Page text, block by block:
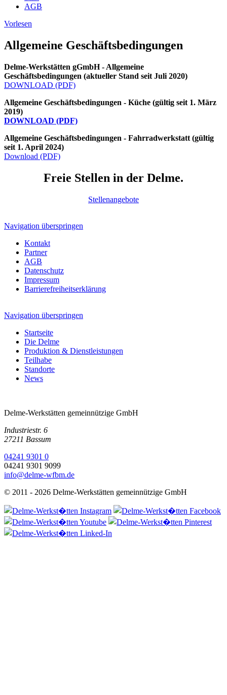
AGB
Vorlesen
Allgemeine Geschäftsbedingungen
Delme-Werkstätten gGmbH - Allgemeine
Geschäftsbedingungen (aktueller Stand seit Juli 2020)
DOWNLOAD (PDF)
Allgemeine Geschäftsbedingungen - Küche (gültig seit 1. März
2019)
DOWNLOAD (PDF)
Allgemeine Geschäftsbedingungen - Fahrradwerkstatt (gültig
seit 1. April 2024)
Download (PDF)
Freie Stellen in der Delme.
Stellenangebote
Navigation überspringen
Kontakt
Partner
AGB
Datenschutz
Impressum
Barrierefreiheitserklärung
Navigation überspringen
Startseite
Die Delme
Produktion & Dienstleistungen
Teilhabe
Standorte
News
Delme-Werkstätten gemeinnützige GmbH
Industriestr. 6
27211 Bassum
04241 9301 0
04241 9301 9099
info@delme-wfbm.de
© 2011 - 2026 Delme-Werkstätten gemeinnützige GmbH